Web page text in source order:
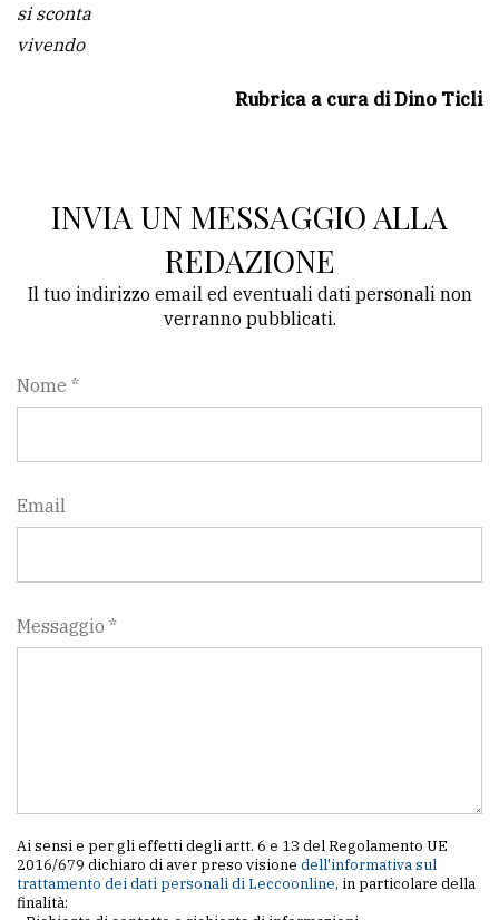
si sconta
vivendo
Rubrica a cura di Dino Ticli
INVIA UN MESSAGGIO ALLA
REDAZIONE
Il tuo indirizzo email ed eventuali dati personali non
verranno pubblicati.
Nome *
Email
Messaggio *
Ai sensi e per gli effetti degli artt. 6 e 13 del Regolamento UE
2016/679 dichiaro di aver preso visione dell'informativa sul
trattamento dei dati personali di Leccoonline, in particolare della
finalità: